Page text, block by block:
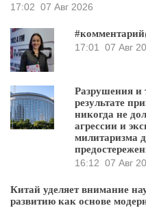
17:02 07 Авг 2026
17:01 07 Авг
Разрушения и
результате
никогда не
агрессии и
милитаризма
16:12 07 Авг
Китай уделяет внимание
развитию как основе